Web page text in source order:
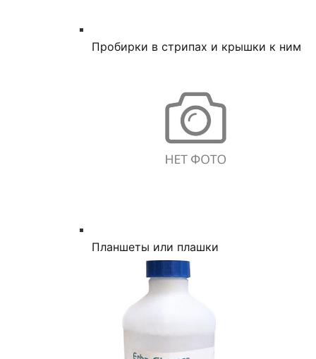
Пробирки в стрипах и крышки к ним
Планшеты или плашки